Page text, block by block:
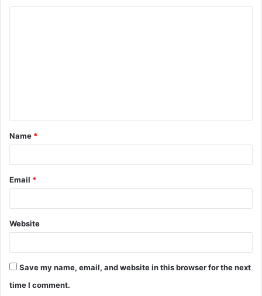
t
*
Name *
Email *
Website
Save my name, email, and website in this browser for the next
time I comment.